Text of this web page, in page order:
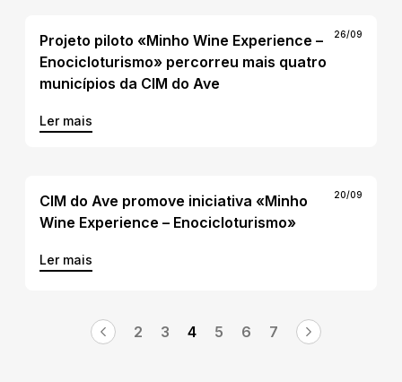
26/09
Projeto piloto «Minho Wine Experience –
Enocicloturismo» percorreu mais quatro
municípios da CIM do Ave
Ler mais
20/09
CIM do Ave promove iniciativa «Minho
Wine Experience – Enocicloturismo»
Ler mais
2 3 4 5 6 7